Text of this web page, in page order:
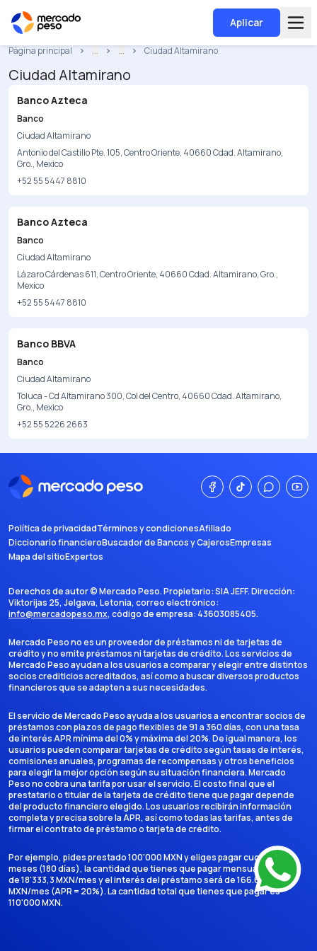
Aplicar
Página principal ... ... Ciudad Altamirano
Ciudad Altamirano
Banco Azteca
Banco
Ciudad Altamirano
Antonio del Castillo Pte. 105, Centro Oriente, 40660 Cdad. Altamirano,
Gro., Mexico
+52 55 5447 8810
Banco Azteca
Banco
Ciudad Altamirano
Lázaro Cárdenas 611, Centro Oriente, 40660 Cdad. Altamirano, Gro.,
Mexico
+52 55 5447 8810
Banco BBVA
Banco
Ciudad Altamirano
Toluca - Cd Altamirano 300, Col del Centro, 40660 Cdad. Altamirano,
Gro., Mexico
+52 55 5226 2663
Política de privacidadTérminos y condicionesAfiliado
Diccionario financieroBuscador de Bancos y CajerosEmpresas
Mapa del sitioExpertos
Derechos de autor ©Mercado Peso. Propietario:SIA JEFF. Dirección:
Viktorijas 25, Jelgava, Letonia, correo electrónico:
info@mercadopeso.mx, código de empresa: 43603085405.
Mercado Peso no es un proveedor de préstamos ni de tarjetas de
crédito y no emite préstamos ni tarjetas de crédito. Los servicios de
Mercado Peso ayudan a los usuarios a comparar y elegir entre distintos
socios crediticios acreditados, así como a buscar diversos productos
financieros que se adapten a sus necesidades.
El servicio de Mercado Peso ayuda a los usuarios a encontrar socios de
préstamos con plazos de pago flexibles de 91 a 360 días, con una tasa
de interés APR mínima del 0% y máxima del 20%. De igual manera, los
usuarios pueden comparar tarjetas de crédito según tasas de interés,
comisiones anuales, programas de recompensas y otros beneficios
para elegir la mejor opción según su situación financiera. Mercado
Peso no cobra una tarifa por usar el servicio. El costo final que el
prestatario o titular de la tarjeta de crédito tiene que pagar depende
del producto financiero elegido. Los usuarios recibirán información
completa y precisa sobre la APR, así como todas las tarifas, antes de
firmar el contrato de préstamo o tarjeta de crédito.
Por ejemplo, pides prestado 100'000 MXN y eliges pagar cuotas en 6
meses (180 días), la cantidad que tienes que pagar mensualmente es
de 18'333,3 MXN/mes y el interés del préstamo será de 166.666,7
MXN/mes (APR = 20%). La cantidad total que tienes que pagar es
110'000 MXN.